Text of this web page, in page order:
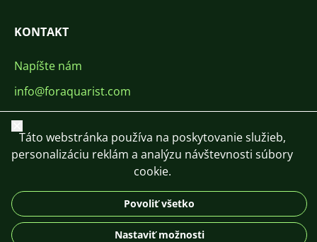
KONTAKT
Napíšte nám
info@foraquarist.com
+420 603 449 602
CS SK EN PL DE
© 2026 For Aquarist
Zavrieť
Táto webstránka používa na poskytovanie služieb,
personalizáciu reklám a analýzu návštevnosti súbory
cookie.
Povoliť všetko
Nastaviť možnosti